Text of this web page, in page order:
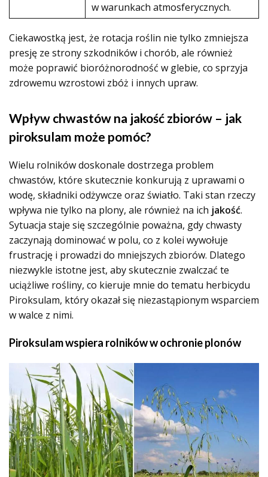
w warunkach atmosferycznych.
Ciekawostką jest, że rotacja roślin nie tylko zmniejsza
presję ze strony szkodników i chorób, ale również
może poprawić bioróżnorodność w glebie, co sprzyja
zdrowemu wzrostowi zbóż i innych upraw.
Wpływ chwastów na jakość zbiorów – jak
piroksulam może pomóc?
Wielu rolników doskonale dostrzega problem
chwastów, które skutecznie konkurują z uprawami o
wodę, składniki odżywcze oraz światło. Taki stan rzeczy
wpływa nie tylko na plony, ale również na ich jakość.
Sytuacja staje się szczególnie poważna, gdy chwasty
zaczynają dominować w polu, co z kolei wywołuje
frustrację i prowadzi do mniejszych zbiorów. Dlatego
niezwykle istotne jest, aby skutecznie zwalczać te
uciążliwe rośliny, co kieruje mnie do tematu herbicydu
Piroksulam, który okazał się niezastąpionym wsparciem
w walce z nimi.
Piroksulam wspiera rolników w ochronie plonów